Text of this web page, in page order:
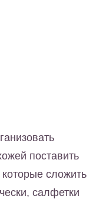
поставить
сложить
салфетки